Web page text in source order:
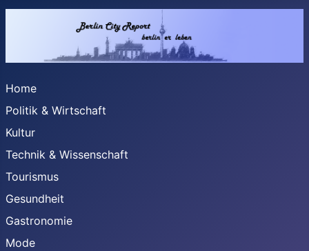
Home
Politik & Wirtschaft
Kultur
Technik & Wissenschaft
Tourismus
Gesundheit
Gastronomie
Mode